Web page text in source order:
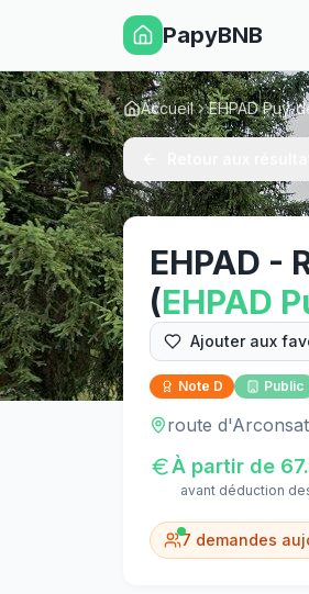
PapyBNB
Accueil EHPAD Puy-
EHPAD -
(EHPAD
Ajouter aux
Note D Public
route
À partir de
avant déduction
7 demandes